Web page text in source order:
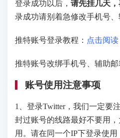
登录成功以后， 请先挂几天
录成功请别着急修改手机号、
推特账号登录教程： 点击阅读
推特账号改绑手机号、辅助邮
账号使用注意事项
1、登录Twitter，我们一定要
封过账号的线路最好不要用
用。请在同一个IP下登录使